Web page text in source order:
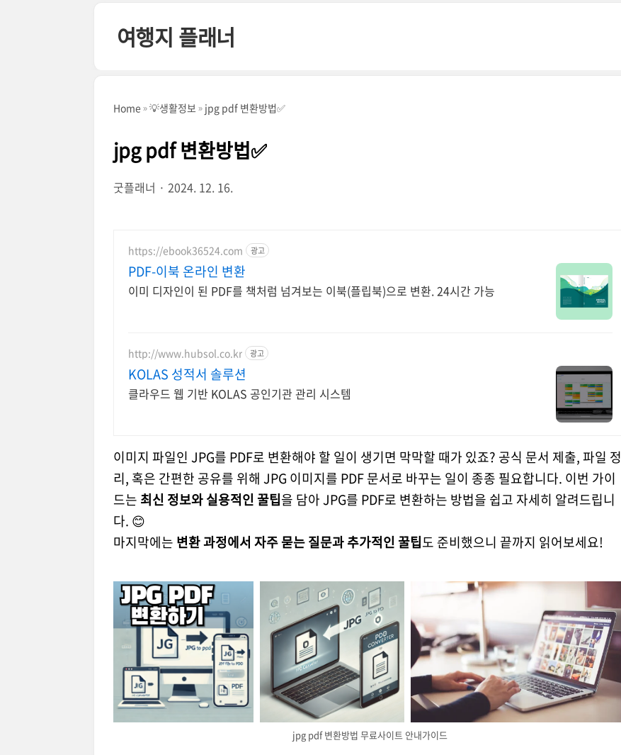
여행지 플래너
Home 💡생활정보 jpg pdf 변환방법✅
jpg pdf 변환방법✅
굿플래너 2024. 12. 16.
https://ebook36524.com 광고
PDF-이북 온라인 변환
이미 디자인이 된 PDF를 책처럼 넘겨보는 이북(플립북)으로 변환. 24시간 가능
http://www.hubsol.co.kr 광고
KOLAS 성적서 솔루션
클라우드 웹 기반 KOLAS 공인기관 관리 시스템
이미지 파일인 JPG를 PDF로 변환해야 할 일이 생기면 막막할 때가 있죠? 공식 문서 제출, 파일 정
리, 혹은 간편한 공유를 위해 JPG 이미지를 PDF 문서로 바꾸는 일이 종종 필요합니다. 이번 가이
드는 최신 정보와 실용적인 꿀팁을 담아 JPG를 PDF로 변환하는 방법을 쉽고 자세히 알려드립니
다. 😊
마지막에는 변환 과정에서 자주 묻는 질문과 추가적인 꿀팁도 준비했으니 끝까지 읽어보세요!
jpg pdf 변환방법 무료사이트 안내가이드